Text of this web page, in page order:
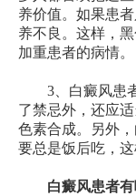
养价值。如果患
养不良。这样，
加重患者的病情。
3、白癜风患者
了禁忌外，还应
色素合成。另外
要总是饭后吃，
白癜风患者